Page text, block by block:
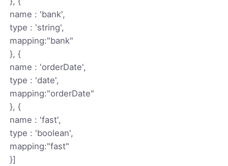
name : 'bank',
type : 'string',
mapping:"bank"
}, {
name : 'orderDate',
type : 'date',
mapping:"orderDate"
}, {
name : 'fast',
type : 'boolean',
mapping:"fast"
}]